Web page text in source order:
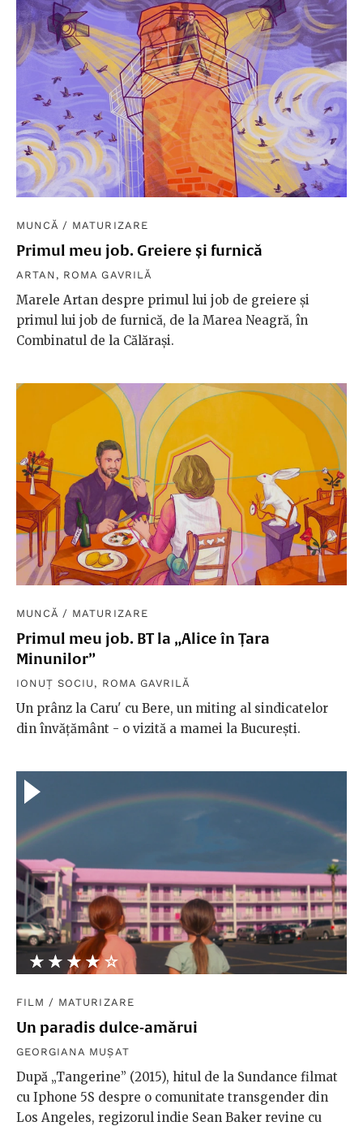
MUNCĂ / MATURIZARE
Primul meu job. Greiere și furnică
ARTAN , ROMA GAVRILĂ
Marele Artan despre primul lui job de greiere și
primul lui job de furnică, de la Marea Neagră, în
Combinatul de la Călărași.
MUNCĂ / MATURIZARE
Primul meu job. BT la „Alice în Țara
Minunilor”
IONUȚ SOCIU , ROMA GAVRILĂ
Un prânz la Caru' cu Bere, un miting al sindicatelor
din învățământ - o vizită a mamei la București.
★★★★★
☆☆☆☆☆
FILM / MATURIZARE
Un paradis dulce-amărui
GEORGIANA MUȘAT
După „Tangerine” (2015), hitul de la Sundance filmat
cu Iphone 5S despre o comunitate transgender din
Los Angeles, regizorul indie Sean Baker revine cu